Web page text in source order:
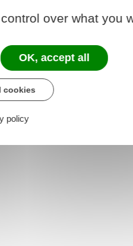
over what you
OK, accept all
cookies
policy